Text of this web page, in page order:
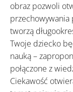
obraz pozwoli
tworzą
Twoje dziecko
nauką –
połączone z
Ciekawość